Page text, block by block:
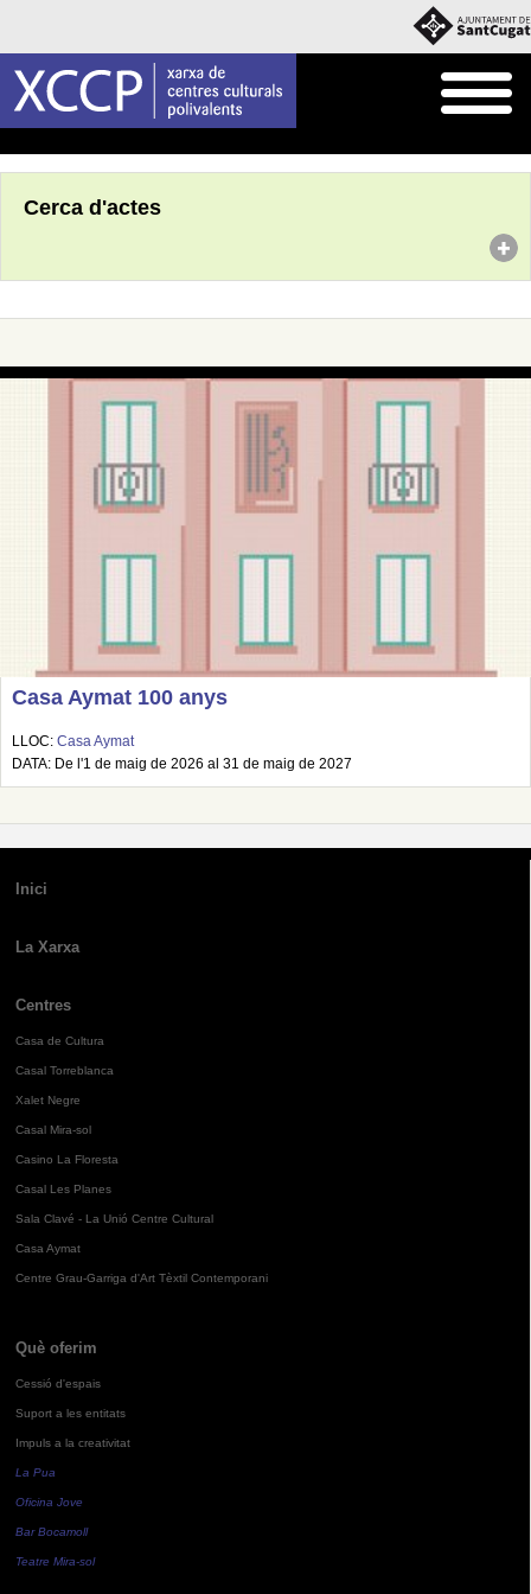
Cerca d'actes
Casa Aymat 100 anys
LLOC: Casa Aymat
DATA: De l'1 de maig de 2026 al 31 de maig de 2027
Inici
La Xarxa
Centres
Casa de Cultura
Casal Torreblanca
Xalet Negre
Casal Mira-sol
Casino La Floresta
Casal Les Planes
Sala Clavé - La Unió Centre Cultural
Casa Aymat
Centre Grau-Garriga d'Art Tèxtil Contemporani
Què oferim
Cessió d'espais
Suport a les entitats
Impuls a la creativitat
La Pua
Oficina Jove
Bar Bocamoll
Teatre Mira-sol